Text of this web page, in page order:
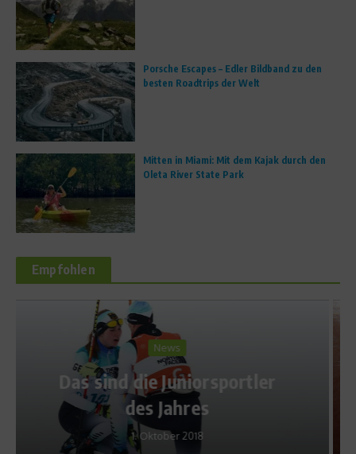
Porsche Escapes – Edler Bildband zu den
besten Roadtrips der Welt
Mitten in Miami: Mit dem Kajak durch den
Oleta River State Park
Empfohlen
Produkttest
Der Alleskönner –
Produkttest Garmin 910XT
20. Juli 2012